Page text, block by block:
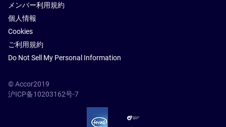
メンバー利用規約
個人情報
Cookies
ご利用規約
Do Not Sell My Personal Information
© Accor2019
沪ICP备10203162号-7